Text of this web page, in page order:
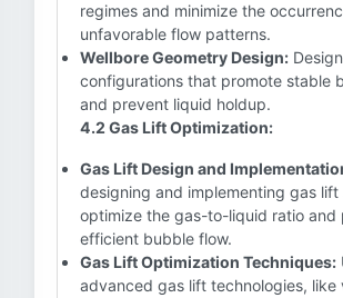
regimes and minimize the
unfavorable flow patterns.
Wellbore Geometry Design:
configurations that promote stable
and prevent liquid holdup.
4.2 Gas Lift Optimization:
Gas Lift Design and
designing and implementing gas lift
optimize the gas-to-liquid ratio and
efficient bubble flow.
Gas Lift Optimization Techniques:
advanced gas lift technologies, like